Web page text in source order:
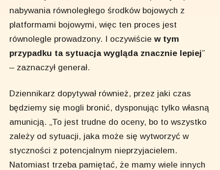
nabywania równoległego środków bojowych z
platformami bojowymi, więc ten proces jest
równolegle prowadzony. I oczywiściew tym
przypadku ta sytuacja wygląda znacznie lepiej”
– zaznaczył generał.
Dziennikarz dopytywał również, przez jaki czas
będziemy się mogli bronić, dysponując tylko własną
amunicją. „To jest trudne do oceny, bo to wszystko
zależy od sytuacji, jaka może się wytworzyć w
styczności z potencjalnym nieprzyjacielem.
Natomiast trzeba pamiętać, że mamy wiele innych